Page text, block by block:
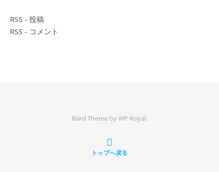
RSS - 投稿
RSS - コメント
Bard Theme byWP Royal.
トップへ戻る